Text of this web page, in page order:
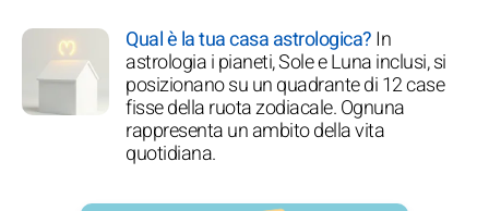
Qual è la tua casa astrologica?In
astrologia i pianeti, Sole e Luna inclusi, si
posizionano su un quadrante di 12 case
fisse della ruota zodiacale. Ognuna
rappresenta un ambito della vita
quotidiana.